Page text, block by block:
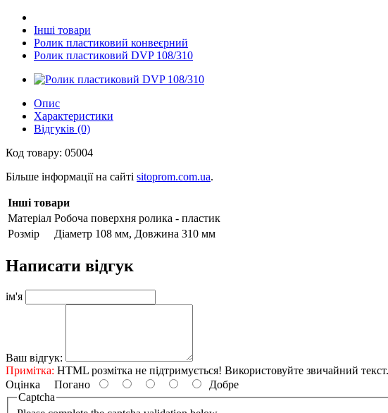
Інші товари
Ролик пластиковий конвеєрний
Ролик пластиковий DVP 108/310
Опис
Характеристики
Відгуків (0)
Код товару: 05004
Більше інформації на сайті sitoprom.com.ua.
Інші товари
Матеріал Робоча поверхня ролика - пластик
Розмір
Діаметр 108 мм, Довжина 310 мм
Написати відгук
ім'я
Ваш відгук:
Примітка: HTML розмітка не підтримується! Використовуйте звичайний текст.
Оцінка Погано
Добре
Captcha